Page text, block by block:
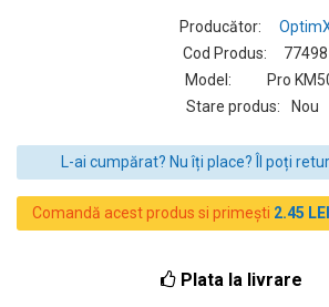
Producător:
Cod Produs:
77498
Model:
Pro
Stare produs:
Nou
L-ai cumpărat? Nu îți place? Îl poți
Comandă acest produs si primești 2.45 LEI
Plata la livrare